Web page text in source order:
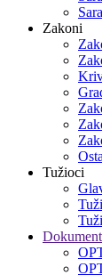
Zakoni
Tužioci